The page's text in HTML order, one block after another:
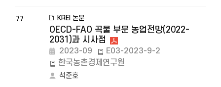
77 KREI 논문
OECD-FAO 곡물 부문 농업전망(2022-
2031)과 시사점
2023-09
E03-2023-9-2
한국농촌경제연구원
석준호